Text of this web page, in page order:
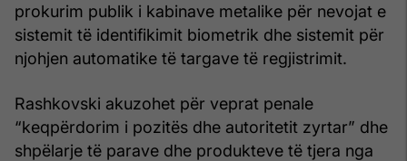
prokurim publik i kabinave metalike për nevojat e
sistemit të identifikimit biometrik dhe sistemit për
njohjen automatike të targave të regjistrimit.
Rashkovski akuzohet për veprat penale
“keqpërdorim i pozitës dhe autoritetit zyrtar” dhe
shpëlarje të parave dhe produkteve të tjera nga